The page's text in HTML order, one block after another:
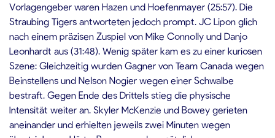
Vorlagengeber waren Hazen und Hoefenmayer (25:57). Die
Straubing Tigers antworteten jedoch prompt. JC Lipon glich
nach einem präzisen Zuspiel von Mike Connolly und Danjo
Leonhardt aus (31:48). Wenig später kam es zu einer kuriosen
Szene: Gleichzeitig wurden Gagner von Team Canada wegen
Beinstellens und Nelson Nogier wegen einer Schwalbe
bestraft. Gegen Ende des Drittels stieg die physische
Intensität weiter an. Skyler McKenzie und Bowey gerieten
aneinander und erhielten jeweils zwei Minuten wegen